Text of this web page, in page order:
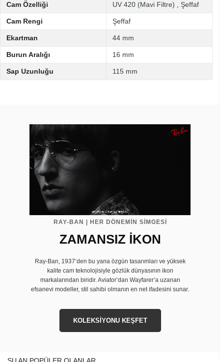
Cam Özelliği UV 420 (Mavi Filtre) Şeffaf
Cam Rengi Şeffaf
Ekartman 44 mm
Burun Aralığı 16 mm
Sap Uzunluğu 115 mm
RAY-BAN | HER DÖNEMİN SİMGESİ
ZAMANSIZ İKON
Ray-Ban, 1937’den bu yana özgün tasarımları ve yüksek
kalite cam teknolojisiyle gözlük dünyasının ikon
markalarından biridir. Aviator’dan Wayfarer’a uzanan
efsanevi modeller, stil sahibi olmanın en net ifadesini sunar.
KOLEKSİYONU KEŞFET
ŞU AN POPÜLER OLANLAR